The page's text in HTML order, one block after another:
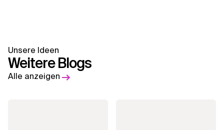
Unsere Ideen
Weitere Blogs
Alle anzeigen